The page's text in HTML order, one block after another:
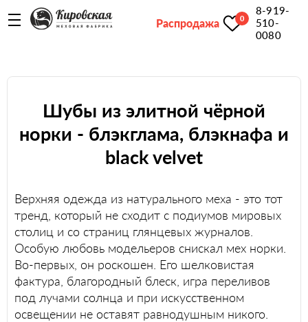
Распродажа 0
8-919-
510-
0080
Шубы из элитной чёрной
норки - блэкглама, блэкнафа и
black velvet
Верхняя одежда из натурального меха - это тот
тренд, который не сходит с подиумов мировых
столиц и со страниц глянцевых журналов.
Особую любовь модельеров снискал мех норки.
Во-первых, он роскошен. Его шелковистая
фактура, благородный блеск, игра переливов
под лучами солнца и при искусственном
освещении не оставят равнодушным никого.